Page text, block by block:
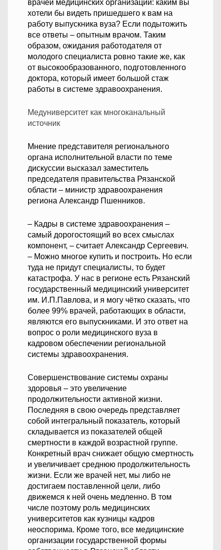
врачей медицинских организаций: каким вы
хотели бы видеть пришедшего к вам на
работу выпускника вуза? Если подытожить
все ответы – опытным врачом. Таким
образом, ожидания работодателя от
молодого специалиста ровно такие же, как
от высокообразованного, подготовленного
доктора, который имеет большой стаж
работы в системе здравоохранения.
Медуниверситет как многоканальный
источник
Мнение представителя регионального
органа исполнительной власти по теме
дискуссии высказал заместитель
председателя правительства Рязанской
области – министр здравоохранения
региона Александр Пшенников.
– Кадры в системе здравоохранения –
самый дорогостоящий во всех смыслах
компонент, – считает Александр Сергеевич.
– Можно многое купить и построить. Но если
туда не придут специалисты, то будет
катастрофа. У нас в регионе есть Рязанский
государственный медицинский университет
им. И.П.Павлова, и я могу чётко сказать, что
более 99% врачей, работающих в области,
являются его выпускниками. И это ответ на
вопрос о роли медицинского вуза в
кадровом обеспечении региональной
системы здравоохранения.
Совершенствование системы охраны
здоровья – это увеличение
продолжительности активной жизни.
Последняя в свою очередь представляет
собой интегральный показатель, который
складывается из показателей общей
смертности в каждой возрастной группе.
Конкретный врач снижает общую смертность
и увеличивает среднюю продолжительность
жизни. Если же врачей нет, мы либо не
достигаем поставленной цели, либо
движемся к ней очень медленно. В том
числе поэтому роль медицинских
университетов как кузницы кадров
неоспорима. Кроме того, все медицинские
организации государственной формы